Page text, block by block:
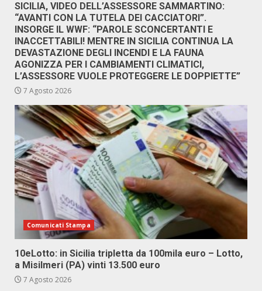
SICILIA, VIDEO DELL’ASSESSORE SAMMARTINO:
“AVANTI CON LA TUTELA DEI CACCIATORI”.
INSORGE IL WWF: “PAROLE SCONCERTANTI E
INACCETTABILI! MENTRE IN SICILIA CONTINUA LA
DEVASTAZIONE DEGLI INCENDI E LA FAUNA
AGONIZZA PER I CAMBIAMENTI CLIMATICI,
L’ASSESSORE VUOLE PROTEGGERE LE DOPPIETTE”
7 Agosto 2026
Comunicati Stampa
10eLotto: in Sicilia tripletta da 100mila euro – Lotto,
a Misilmeri (PA) vinti 13.500 euro
7 Agosto 2026